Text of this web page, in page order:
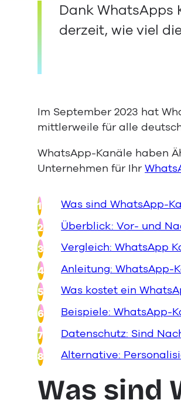
Dank WhatsApps
derzeit, wie viel
Im September 2023 hat
mittlerweile für alle
WhatsApp-Kanäle haben
Unternehmen für Ihr
Was sind WhatsApp-
Überblick: Vor- und
Vergleich: WhatsApp
Anleitung: WhatsApp-
Was kostet ein
Beispiele: WhatsApp-
Datenschutz: Sind
Alternative:
Was sind